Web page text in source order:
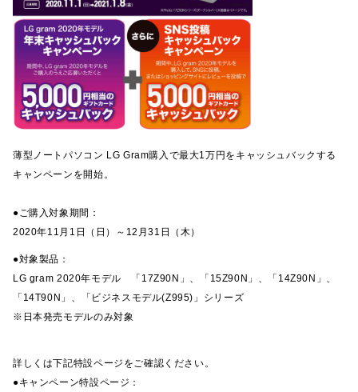
薄型ノートパソコン LG Gram購入で最大1万円をキャッシュバックする
キャンペーンを開始。
●ご購入対象期間：
2020年11月1日（日）～12月31日（木）
●対象製品：
LG gram 2020年モデル 「17Z90N」、「15Z90N」、「14Z90N」、
「14T90N」、「ビジネスモデル(Z995)」シリーズ
※日本発売モデルのみ対象
詳しくは下記特設ページをご確認ください。
●キャンペーン特設ページ：